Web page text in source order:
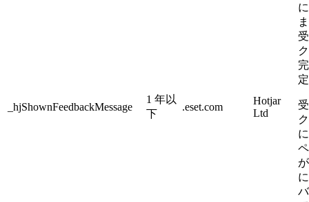
_hjShownFeedbackMessage
1 年以
下
.eset.com
Hotjar
Ltd